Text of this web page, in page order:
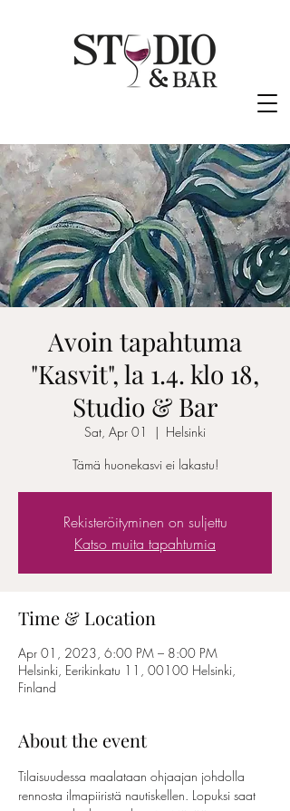
Avoin tapahtuma
"Kasvit", la 1.4. klo 18,
Studio & Bar
Sat, Apr 01
  |
Helsinki
Tämä huonekasvi ei lakastu!
Rekisteröityminen on suljettu
Katso muita tapahtumia
Time & Location
Apr 01, 2023, 6:00 PM – 8:00 PM
Helsinki, Eerikinkatu 11, 00100 Helsinki,
Finland
About the event
Tilaisuudessa maalataan ohjaajan johdolla
rennosta ilmapiiristä nautiskellen. Lopuksi saat